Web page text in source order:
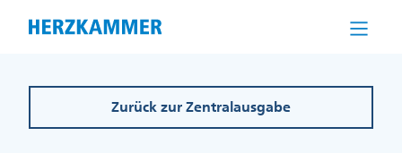
Zurück zur Zentralausgabe